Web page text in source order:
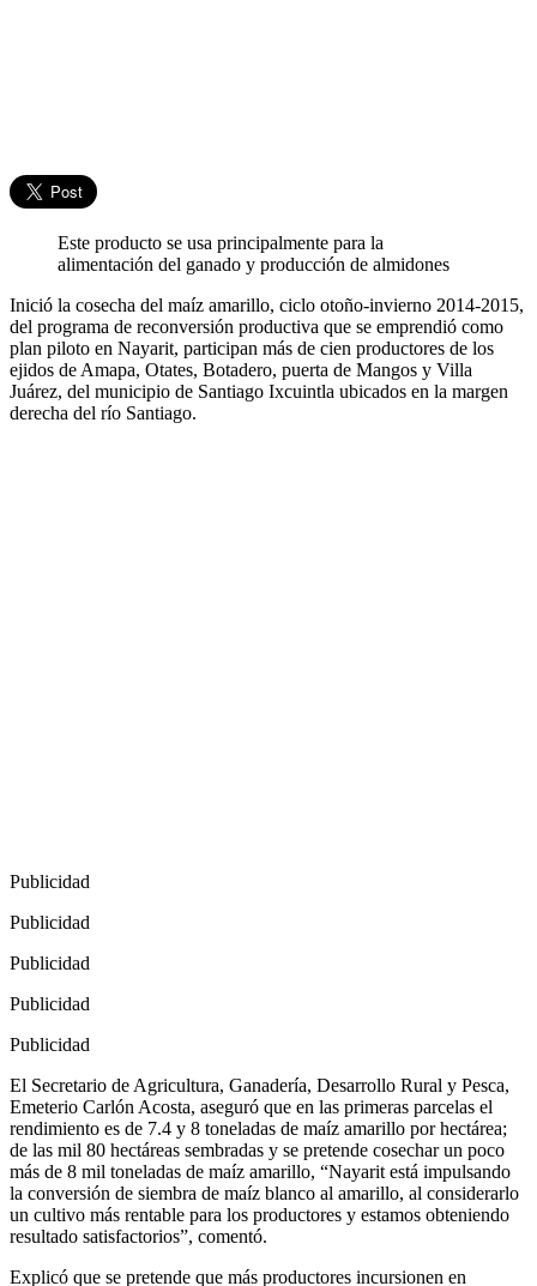
Este producto se usa principalmente para la
alimentación del ganado y producción de almidones
Inició la cosecha del maíz amarillo, ciclo otoño-invierno 2014-2015,
del programa de reconversión productiva que se emprendió como
plan piloto en Nayarit, participan más de cien productores de los
ejidos de Amapa, Otates, Botadero, puerta de Mangos y Villa
Juárez, del municipio de Santiago Ixcuintla ubicados en la margen
derecha del río Santiago.
Publicidad
Publicidad
Publicidad
Publicidad
Publicidad
El Secretario de Agricultura, Ganadería, Desarrollo Rural y Pesca,
Emeterio Carlón Acosta, aseguró que en las primeras parcelas el
rendimiento es de 7.4 y 8 toneladas de maíz amarillo por hectárea;
de las mil 80 hectáreas sembradas y se pretende cosechar un poco
más de 8 mil toneladas de maíz amarillo, “Nayarit está impulsando
la conversión de siembra de maíz blanco al amarillo, al considerarlo
un cultivo más rentable para los productores y estamos obteniendo
resultado satisfactorios”, comentó.
Explicó que se pretende que más productores incursionen en